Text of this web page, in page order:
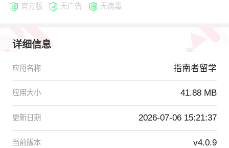
官方版 无广告 无病毒
详细信息
应用名称 指南者留学
应用大小 41.88 MB
更新日期 2026-07-06 15:21:37
当前版本 v4.0.9